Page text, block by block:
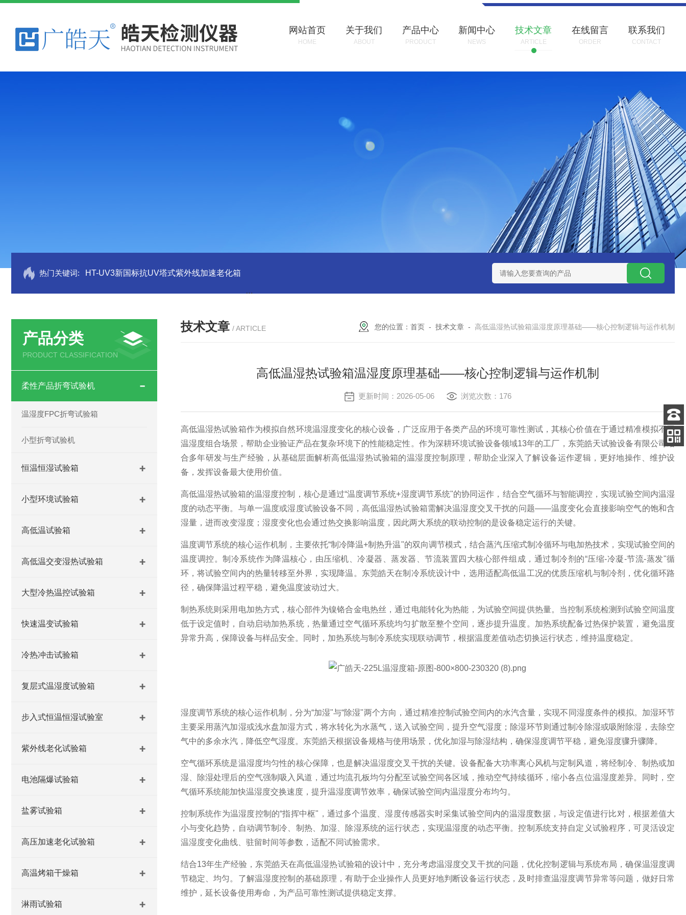
网站首页
HOME
关于我们
ABOUT
产品中心
PRODUCT
新闻中心
NEWS
技术文章
ARTICLE
在线留言
ORDER
联系我们
CONTACT
热门关键词: HT-UV3新国标抗UV塔式紫外线加速老化箱 SH-160广皓天新国标温湿度盐雾试验箱保养维修 SMD-210PF-
产品分类
PRODUCT CLASSIFICATION
柔性产品折弯试验机
温湿度FPC折弯试验箱
小型折弯试验机
恒温恒湿试验箱
小型环境试验箱
高低温试验箱
高低温交变湿热试验箱
大型冷热温控试验箱
快速温变试验箱
冷热冲击试验箱
复层式温湿度试验箱
步入式恒温恒湿试验室
紫外线老化试验箱
电池隔爆试验箱
盐雾试验箱
高压加速老化试验箱
高温烤箱干燥箱
淋雨试验箱
技术文章 / ARTICLE 您的位置： 首页 - 技术文章 - 高低温湿热试验箱温湿度原理基础——核心控制逻辑与运作机制
高低温湿热试验箱温湿度原理基础——核心控制逻辑与运作机制
更新时间：2026-05-06 浏览次数：176
高低温湿热试验箱作为模拟自然环境温湿度变化的核心设备，广泛应用于各类产品的环境可靠性测试，其核心价值在于通过精准模拟不同
温湿度组合场景，帮助企业验证产品在复杂环境下的性能稳定性。作为深耕环境试验设备领域13年的工厂，东莞皓天试验设备有限公司结
合多年研发与生产经验，从基础层面解析高低温湿热试验箱的温湿度控制原理，帮助企业深入了解设备运作逻辑，更好地操作、维护设
备，发挥设备最大使用价值。
高低温湿热试验箱的温湿度控制，核心是通过“温度调节系统+湿度调节系统"的协同运作，结合空气循环与智能调控，实现试验空间内温湿
度的动态平衡。与单一温度或湿度试验设备不同，高低温湿热试验箱需解决温湿度交叉干扰的问题——温度变化会直接影响空气的饱和含
湿量，进而改变湿度；湿度变化也会通过热交换影响温度，因此两大系统的联动控制的是设备稳定运行的关键。
温度调节系统的核心运作机制，主要依托“制冷降温+制热升温"的双向调节模式，结合蒸汽压缩式制冷循环与电加热技术，实现试验空间的
温度调控。制冷系统作为降温核心，由压缩机、冷凝器、蒸发器、节流装置四大核心部件组成，通过制冷剂的“压缩-冷凝-节流-蒸发"循
环，将试验空间内的热量转移至外界，实现降温。东莞皓天在制冷系统设计中，选用适配高低温工况的优质压缩机与制冷剂，优化循环路
径，确保降温过程平稳，避免温度波动过大。
制热系统则采用电加热方式，核心部件为镍铬合金电热丝，通过电能转化为热能，为试验空间提供热量。当控制系统检测到试验空间温度
低于设定值时，自动启动加热系统，热量通过空气循环系统均匀扩散至整个空间，逐步提升温度。加热系统配备过热保护装置，避免温度
异常升高，保障设备与样品安全。同时，加热系统与制冷系统实现联动调节，根据温度差值动态切换运行状态，维持温度稳定。
湿度调节系统的核心运作机制，分为“加湿"与“除湿"两个方向，通过精准控制试验空间内的水汽含量，实现不同湿度条件的模拟。加湿环节
主要采用蒸汽加湿或浅水盘加湿方式，将水转化为水蒸气，送入试验空间，提升空气湿度；除湿环节则通过制冷除湿或吸附除湿，去除空
气中的多余水汽，降低空气湿度。东莞皓天根据设备规格与使用场景，优化加湿与除湿结构，确保湿度调节平稳，避免湿度骤升骤降。
空气循环系统是温湿度均匀性的核心保障，也是解决温湿度交叉干扰的关键。设备配备大功率离心风机与定制风道，将经制冷、制热或加
湿、除湿处理后的空气强制吸入风道，通过均流孔板均匀分配至试验空间各区域，推动空气持续循环，缩小各点位温湿度差异。同时，空
气循环系统能加快温湿度交换速度，提升温湿度调节效率，确保试验空间内温湿度分布均匀。
控制系统作为温湿度控制的“指挥中枢"，通过多个温度、湿度传感器实时采集试验空间内的温湿度数据，与设定值进行比对，根据差值大
小与变化趋势，自动调节制冷、制热、加湿、除湿系统的运行状态，实现温湿度的动态平衡。控制系统支持自定义试验程序，可灵活设定
温湿度变化曲线、驻留时间等参数，适配不同试验需求。
结合13年生产经验，东莞皓天在高低温湿热试验箱的设计中，充分考虑温湿度交叉干扰的问题，优化控制逻辑与系统布局，确保温湿度调
节稳定、均匀。了解温湿度控制的基础原理，有助于企业操作人员更好地判断设备运行状态，及时排查温湿度调节异常等问题，做好日常
维护，延长设备使用寿命，为产品可靠性测试提供稳定支撑。
客服
电话
关注
公众号